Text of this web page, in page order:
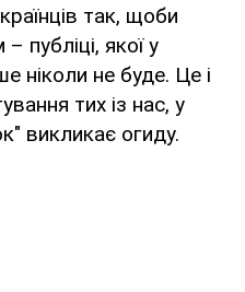
так, щоби
публіці, якої у
ніколи не буде. Це і
тих із нас, у
викликає огиду.